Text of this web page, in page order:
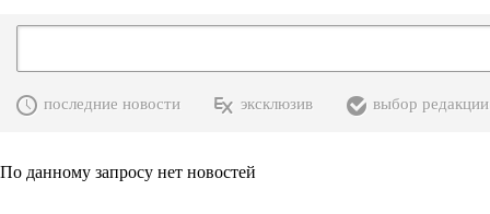
последние новости эксклюзив выбор редакции
По данному запросу нет новостей